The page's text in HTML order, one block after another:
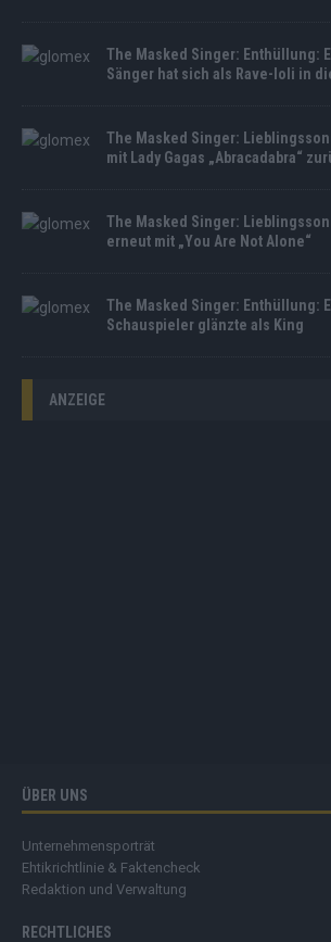
The Masked Singer: Enthüllung:
Sänger hat sich als Rave-Ioli in
The Masked Singer:
mit Lady Gagas „Abracadabra“
The Masked Singer:
erneut mit „You Are Not Alone“
The Masked Singer: Enthüllung:
Schauspieler glänzte als King
ANZEIGE
ÜBER UNS
Unternehmensporträt
Ehtikrichtlinie & Faktencheck
Redaktion und Verwaltung
RECHTLICHES